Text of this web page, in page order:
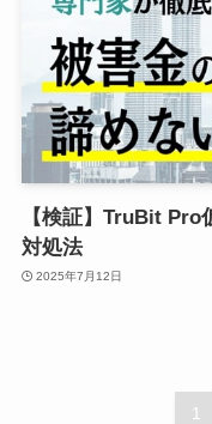
【検証】TruBit Pro
対処法
2025年7月12日
1